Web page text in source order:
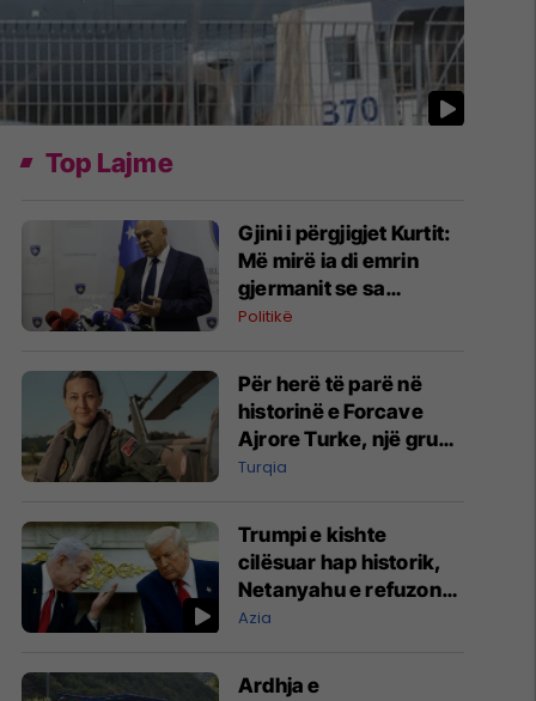
Top Lajme
Gjini i përgjigjet Kurtit:
Më mirë ia di emrin
gjermanit se sa
Aleancës
Politikë
Për herë të parë në
historinë e Forcave
Ajrore Turke, një grua
merr gradën e
Turqia
Trumpi e kishte
cilësuar hap historik,
Netanyahu e refuzon
marrëveshjen për
Azia
Ardhja e